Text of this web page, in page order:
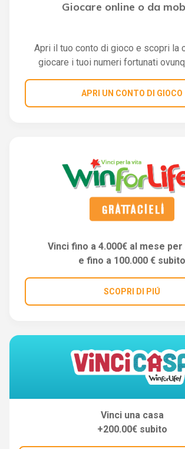
Giocare online o da
Apri il tuo conto di gioco e scopri la
giocare i tuoi numeri fortunati
APRI UN CONTO DI GIOCO
Vinci fino a 4.000€ al mese per
e fino a 100.000 € subito
SCOPRI DI PIÚ
Vinci una casa
+200.00€ subito